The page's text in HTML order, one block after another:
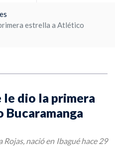
estrella a Atlético
le dio la primera
nació en Ibagué hace 29